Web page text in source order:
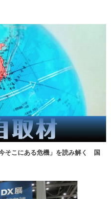
そこにある危機」を読み解く 国